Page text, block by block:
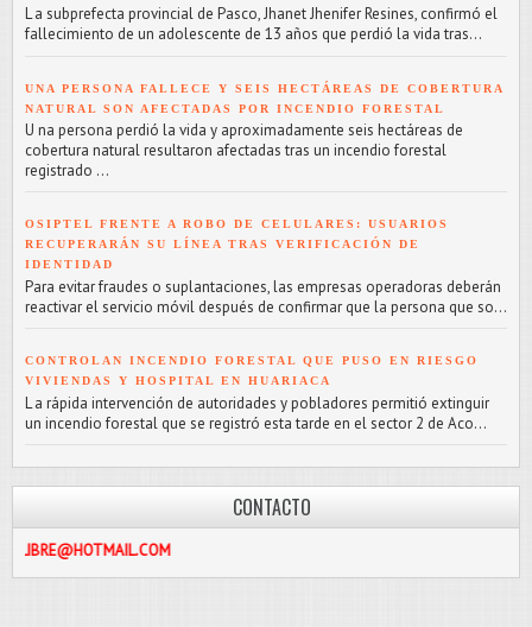
L a subprefecta provincial de Pasco, Jhanet Jhenifer Resines, confirmó el
fallecimiento de un adolescente de 13 años que perdió la vida tras...
UNA PERSONA FALLECE Y SEIS HECTÁREAS DE COBERTURA
NATURAL SON AFECTADAS POR INCENDIO FORESTAL
U na persona perdió la vida y aproximadamente seis hectáreas de
cobertura natural resultaron afectadas tras un incendio forestal
registrado ...
OSIPTEL FRENTE A ROBO DE CELULARES: USUARIOS
RECUPERARÁN SU LÍNEA TRAS VERIFICACIÓN DE
IDENTIDAD
Para evitar fraudes o suplantaciones, las empresas operadoras deberán
reactivar el servicio móvil después de confirmar que la persona que so...
CONTROLAN INCENDIO FORESTAL QUE PUSO EN RIESGO
VIVIENDAS Y HOSPITAL EN HUARIACA
L a rápida intervención de autoridades y pobladores permitió extinguir
un incendio forestal que se registró esta tarde en el sector 2 de Aco...
CONTACTO